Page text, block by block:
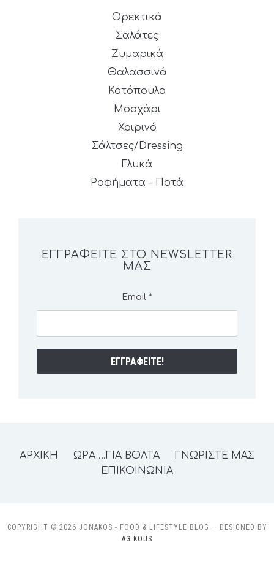
Ορεκτικά
Σαλάτες
Ζυμαρικά
Θαλασσινά
Κοτόπουλο
Μοσχάρι
Χοιρινό
Σάλτσες/Dressing
Γλυκά
Ροφήματα – Ποτά
ΕΓΓΡΑΦΕΊΤΕ ΣΤΟ NEWSLETTER
ΜΑΣ
Email *
ΑΡΧΙΚΗ ΩΡΑ …ΓΙΑ ΒΟΛΤΑ
ΓΝΩΡΙΣΤΕ ΜΑΣ
ΕΠΙΚΟΙΝΩΝΙΑ
COPYRIGHT © 2026 JONAKOS - FOOD & LIFESTYLE BLOG — DESIGNED BY
AG.KOUS